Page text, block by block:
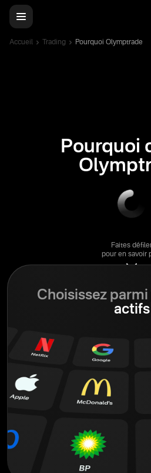
Accueil Trading Pourquoi Olymptrade
Pourquoi
Faites
pour en savoir
Choisissez parmi
actifs